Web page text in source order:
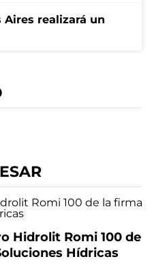
Aires realizará un
Hidrolit Romi 100 de
Hídricas